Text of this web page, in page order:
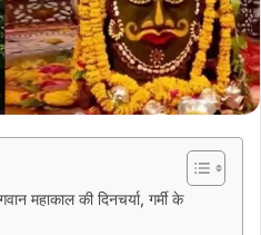
महाकाल की दिनचर्या, गर्मी के